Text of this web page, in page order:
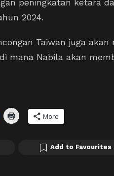
peningkatan ketara
2024.
Taiwan juga
di mana Nabila akan
More
Add to Favourites